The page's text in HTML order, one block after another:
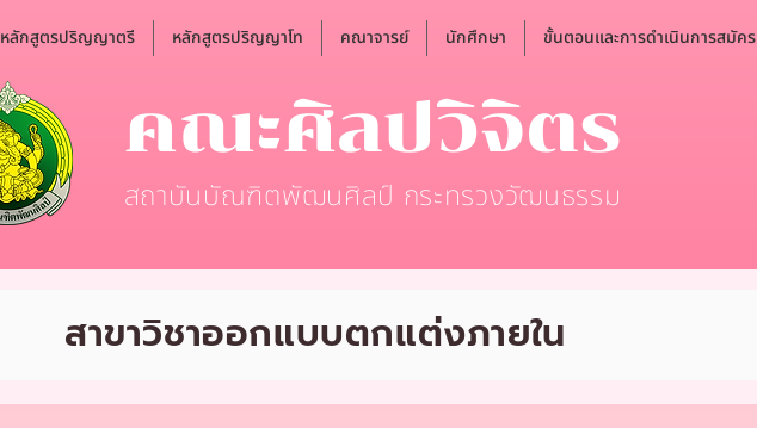
หลักสูตรปริญญาตรี หลักสูตรปริญญาโท คณาจารย์ นักศึกษา ขั้นตอนและการดำเนินการสมัคร
คณะศิลปวิจิตร
สถาบันบัณฑิตพัฒนศิลป์ กระทรวงวัฒนธรรม
สาขาวิชาออกแบบตกแต่งภายใน